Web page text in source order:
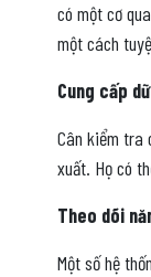
có một cơ
một cách
Cung cấp
Cân kiểm tra
xuất. Họ có
Theo dõi
Một số hệ